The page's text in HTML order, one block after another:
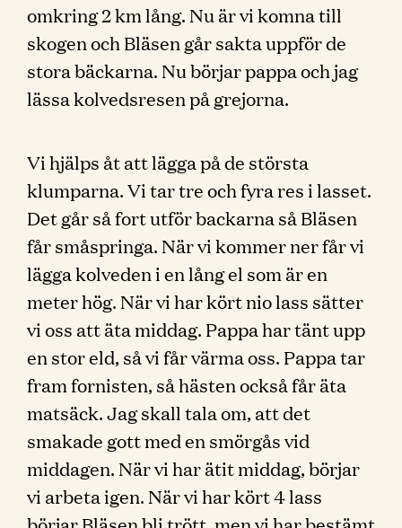
omkring 2 km lång. Nu är vi komna till
skogen och Bläsen går sakta uppför de
stora bäckarna. Nu börjar pappa och jag
lässa kolvedsresen på grejorna.
Vi hjälps åt att lägga på de största
klumparna. Vi tar tre och fyra res i lasset.
Det går så fort utför backarna så Bläsen
får småspringa. När vi kommer ner får vi
lägga kolveden i en lång el som är en
meter hög. När vi har kört nio lass sätter
vi oss att äta middag. Pappa har tänt upp
en stor eld, så vi får värma oss. Pappa tar
fram fornisten, så hästen också får äta
matsäck. Jag skall tala om, att det
smakade gott med en smörgås vid
middagen. När vi har ätit middag, börjar
vi arbeta igen. När vi har kört 4 lass